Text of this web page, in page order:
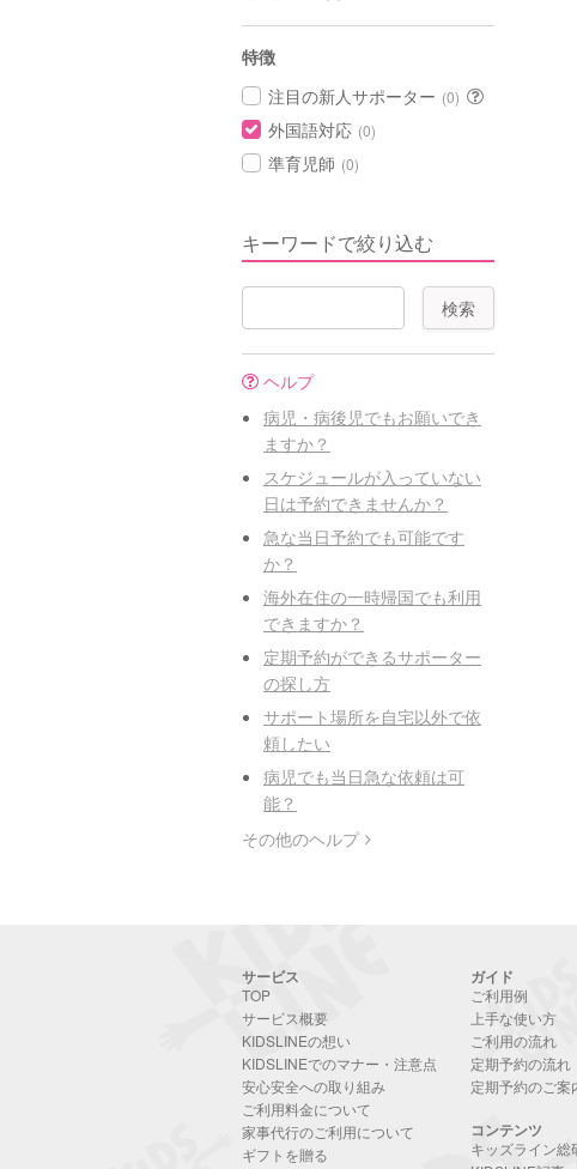
特徴
注目の新人サポーター (0)
外国語対応 (0)
準育児師 (0)
キーワードで絞り込む
ヘルプ
病児・病後児でもお願いでき
ますか？
スケジュールが入っていない
日は予約できませんか？
急な当日予約でも可能です
か？
海外在住の一時帰国でも利用
できますか？
定期予約ができるサポーター
の探し方
サポート場所を自宅以外で依
頼したい
病児でも当日急な依頼は可
能？
その他のヘルプ
サービス
TOP
サービス概要
KIDSLINEの想い
KIDSLINEでのマナー・注意点
安心安全への取り組み
ご利用料金について
家事代行のご利用について
ギフトを贈る
ガイド
ご利用例
上手な使い方
ご利用の流れ
定期予約の流れ
定期予約のご案
コンテンツ
キッズライン総